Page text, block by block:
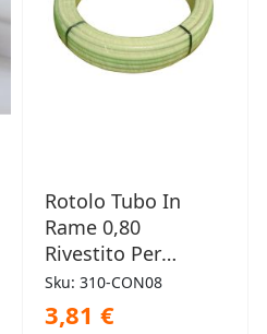
Rotolo Tubo In
Rame 0,80
Rivestito Per
Condizionatori
Sku: 310-CON08
3,81 €